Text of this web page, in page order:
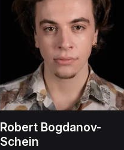
Robert Bogdanov-
Schein